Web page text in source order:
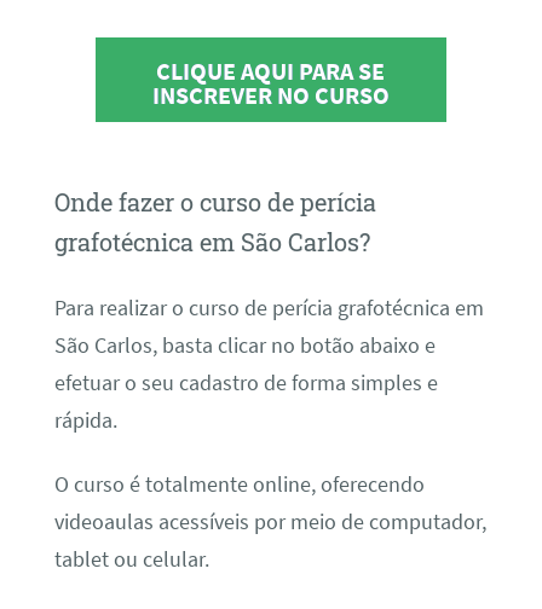
CLIQUE AQUI PARA SE
INSCREVER NO CURSO
Onde fazer o curso de perícia
grafotécnica em São Carlos?
Para realizar o curso de perícia grafotécnica em
São Carlos, basta clicar no botão abaixo e
efetuar o seu cadastro de forma simples e
rápida.
O curso é totalmente online, oferecendo
videoaulas acessíveis por meio de computador,
tablet ou celular.